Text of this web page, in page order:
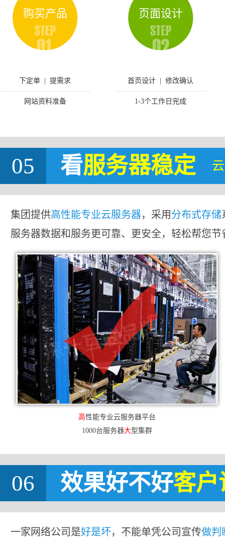
购买产品
下定单 | 提需求
网站资料准备
页面设计
首页设计 | 修改确认
1-3个工作日完成
05 看服务器稳定
集团提供高性能专业云服务器，采用分布式存储
服务器数据和服务更可靠、更安全，轻松帮您节
高性能专业云服务器平台
1000台服务器大型集群
06 效果好不好客户
一家网络公司是好是坏，不能单凭公司宣传做判